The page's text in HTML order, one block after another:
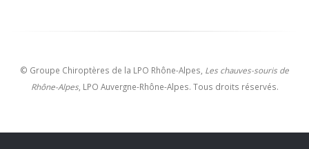
© Groupe Chiroptères de la LPO Rhône-Alpes, Les chauves-souris de
Rhône-Alpes, LPO Auvergne-Rhône-Alpes. Tous droits réservés.